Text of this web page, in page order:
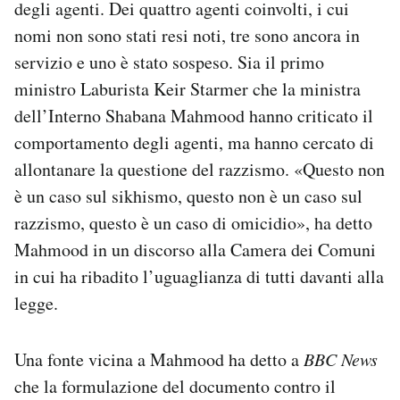
degli agenti. Dei quattro agenti coinvolti, i cui
nomi non sono stati resi noti, tre sono ancora in
servizio e uno è stato sospeso. Sia il primo
ministro Laburista Keir Starmer che la ministra
dell’Interno Shabana Mahmood hanno criticato il
comportamento degli agenti, ma hanno cercato di
allontanare la questione del razzismo. «Questo non
è un caso sul sikhismo, questo non è un caso sul
razzismo, questo è un caso di omicidio», ha detto
Mahmood in un discorso alla Camera dei Comuni
in cui ha ribadito l’uguaglianza di tutti davanti alla
legge.
Una fonte vicina a Mahmood ha detto a BBC News
che la formulazione del documento contro il